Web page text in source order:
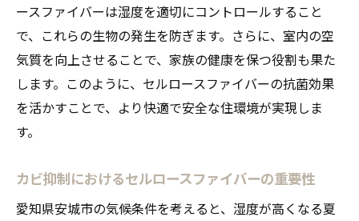
ースファイバーは湿度を適切にコントロールすること
で、これらの生物の発生を防ぎます。さらに、室内の空
気質を向上させることで、家族の健康を保つ役割も果た
します。このように、セルロースファイバーの抗菌効果
を活かすことで、より快適で安全な住環境が実現しま
す。
カビ抑制におけるセルロースファイバーの重要性
愛知県安城市の気候条件を考えると、湿度が高くなる夏